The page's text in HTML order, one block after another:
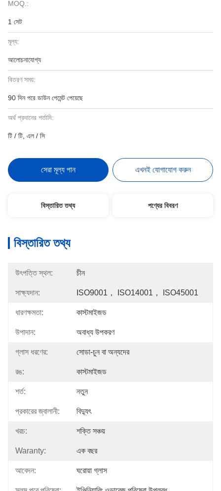
MOQ.:
1 সেট
মূল্য:
আলোচনাযোগ্য
বিতরণ সময়:
90 দিন পরে ডাউন পেমেন্ট পেয়েছে
অর্থ প্রদানের শর্তাদি:
টি / টি, এল / সি
সেরা মূল্য পান এখনই যোগাযোগ করুন
বিস্তারিত তথ্য পণ্যের বিবরণ
বিস্তারিত তথ্য
উৎপত্তি স্থল: চীন
সাক্ষ্যদান: ISO9001， ISO14001， ISO45001
ধারণক্ষমতা: কাস্টমাইজড
উপাদান: অবাধ্য উপকরণ
গ্লাস ধরণের: সোডা-চুন বা অন্যদের
রঙ: কাস্টমাইজড
শর্ত: নতুন
প্রকারের জ্বালানী: বিদ্যুৎ
খরচ: শক্তি সঞ্চয়
Waranty: এক বছর
আবেদন: ঘরোয়া গ্লাস